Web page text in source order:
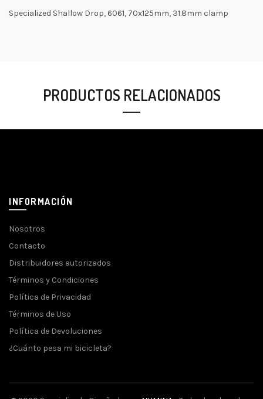
Specialized Shallow Drop, 6061, 70x125mm, 31.8mm clamp
PRODUCTOS RELACIONADOS
INFORMACIÓN
Nosotros
Contacto
Distribuidores autorizados
Términos y Condiciones
Política de Privacidad
Términos de Uso
Política de Devoluciones
¿Cuánto pesa mi bicicleta?